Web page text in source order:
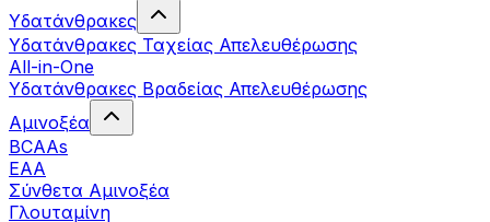
Υδατάνθρακες
Υδατάνθρακες Ταχείας Απελευθέρωσης
All-in-One
Υδατάνθρακες Βραδείας Απελευθέρωσης
Αμινοξέα
BCAAs
EAA
Σύνθετα Αμινοξέα
Γλουταμίνη